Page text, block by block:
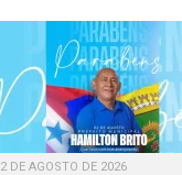
2 DE AGOSTO DE 2026